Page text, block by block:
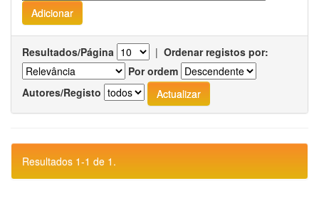
Resultados/Página | Ordenar registos por:
Por ordem
Autores/Registo
Resultados 1-1 de 1.